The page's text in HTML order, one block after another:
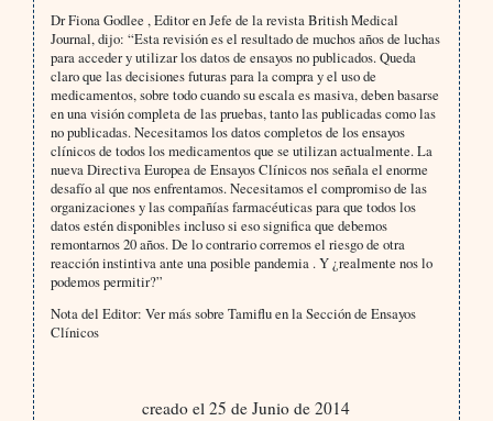
Dr Fiona Godlee , Editor en Jefe de la revista British Medical
Journal, dijo: “Esta revisión es el resultado de muchos años de luchas
para acceder y utilizar los datos de ensayos no publicados. Queda
claro que las decisiones futuras para la compra y el uso de
medicamentos, sobre todo cuando su escala es masiva, deben basarse
en una visión completa de las pruebas, tanto las publicadas como las
no publicadas. Necesitamos los datos completos de los ensayos
clínicos de todos los medicamentos que se utilizan actualmente. La
nueva Directiva Europea de Ensayos Clínicos nos señala el enorme
desafío al que nos enfrentamos. Necesitamos el compromiso de las
organizaciones y las compañías farmacéuticas para que todos los
datos estén disponibles incluso si eso significa que debemos
remontarnos 20 años. De lo contrario corremos el riesgo de otra
reacción instintiva ante una posible pandemia . Y ¿realmente nos lo
podemos permitir?”
Nota del Editor: Ver más sobre Tamiflu en la Sección de Ensayos
Clínicos
creado el 25 de Junio de 2014